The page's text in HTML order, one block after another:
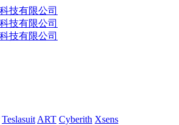
Teslasuit ART Cyberith Xsens